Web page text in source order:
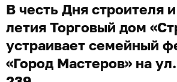
В честь Дня строителя
летия Торговый дом
устраивает семейный
«Город Мастеров» на